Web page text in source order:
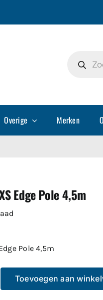
zoeken
Overige Merken
Edge Pole 4,5m
Pole 4,5m
Toevoegen aan